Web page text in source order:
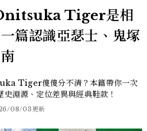
Tiger是相
篇認識亞瑟士、鬼塚
Tiger傻傻分不清？本篇帶你一次
淵源、定位差異與經典鞋款！
08/03更新